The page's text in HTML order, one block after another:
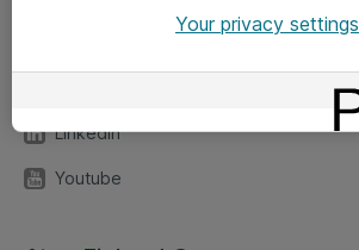
LinkedIn
Youtube
Your privacy settings